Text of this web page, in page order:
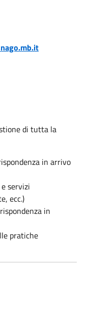
di tutta la
in arrivo
servizi
ecc.)
in
pratiche